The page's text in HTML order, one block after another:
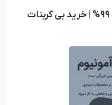
فروش بی کربنات آمونیوم با خلوص 99% | خرید بی کربنات